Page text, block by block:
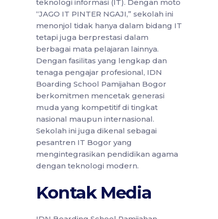
teknologi informasi (IT). Dengan moto
“JAGO IT PINTER NGAJI,” sekolah ini
menonjol tidak hanya dalam bidang IT
tetapi juga berprestasi dalam
berbagai mata pelajaran lainnya.
Dengan fasilitas yang lengkap dan
tenaga pengajar profesional, IDN
Boarding School Pamijahan Bogor
berkomitmen mencetak generasi
muda yang kompetitif di tingkat
nasional maupun internasional.
Sekolah ini juga dikenal sebagai
pesantren IT Bogor yang
mengintegrasikan pendidikan agama
dengan teknologi modern.
Kontak Media